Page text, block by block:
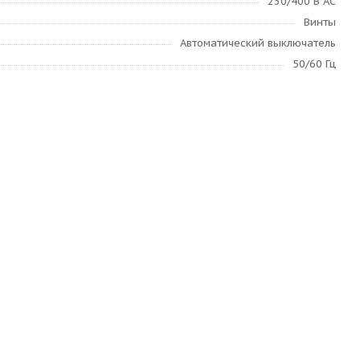
Винты
Автоматический выключатель
50/60 Гц